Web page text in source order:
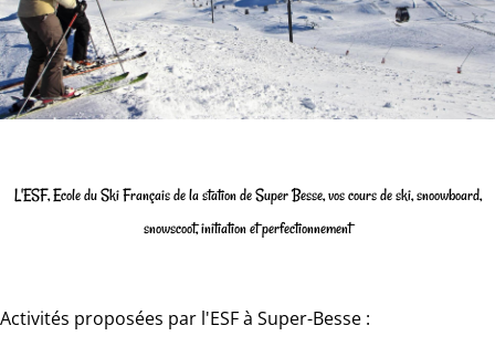
L'ESF, Ecole du Ski Français de la station de Super Besse, vos cours de ski, snoowboard,
snowscoot, initiation et perfectionnement
Activités proposées par l'ESF à Super-Besse :